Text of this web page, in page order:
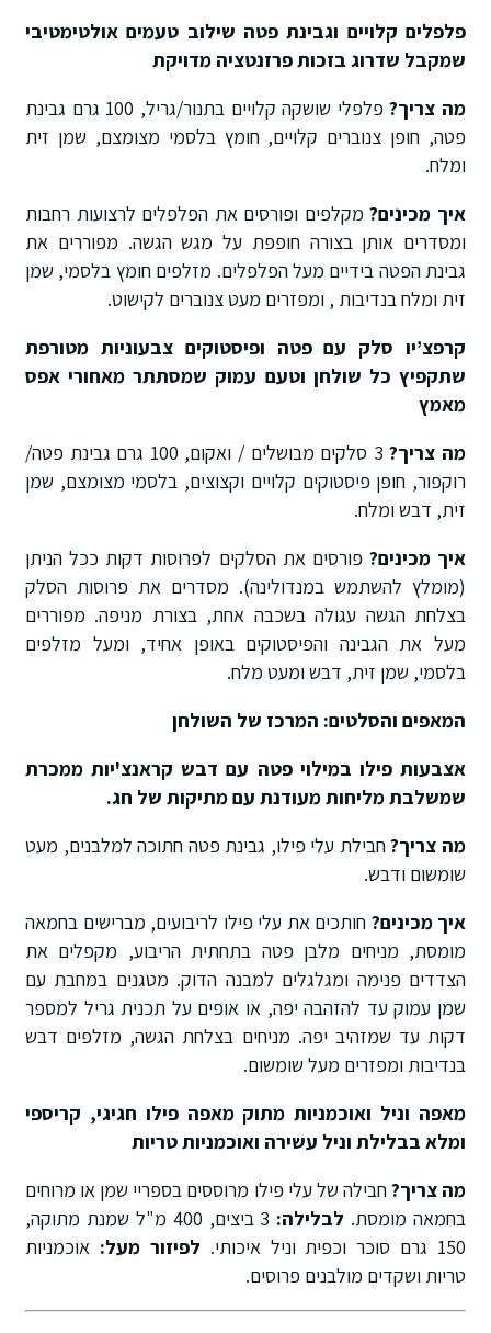
פלפלים קלויים וגבינת פטה שילוב טעמים אולטימטיבי
שמקבל שדרוג בזכות פרזנטציה מדויקת
מה צריך?
פלפלי שושקה קלויים בתנור/גריל, 100 גרם גבינת
פטה, חופן צנוברים קלויים, חומץ בלסמי מצומצם, שמן זית
ומלח.
איך מכינים?מקלפים ופורסים את הפלפלים לרצועות רחבות
ומסדרים אותן בצורה חופפת על מגש הגשה. מפוררים את
גבינת הפטה בידיים מעל הפלפלים. מזלפים חומץ בלסמי, שמן
זית ומלח בנדיבות , ומפזרים מעט צנוברים לקישוט.
קרפצ’יו סלק עם פטה ופיסטוקיםצבעוניות מטורפת
שתקפיץ כל שולחן וטעם עמוק שמסתתר מאחורי אפס
מאמץ
מה צריך?
3 סלקים מבושלים / ואקום, 100 גרם גבינת פטה/
רוקפור, חופן פיסטוקים קלויים וקצוצים, בלסמי מצומצם, שמן
זית, דבש ומלח.
איך מכינים? פורסים את הסלקים לפרוסות דקות ככל הניתן
(מומלץ להשתמש במנדולינה). מסדרים את פרוסות הסלק
בצלחת הגשה עגולה בשכבה אחת, בצורת מניפה. מפוררים
מעל את הגבינה והפיסטוקים באופן אחיד, ומעל מזלפים
בלסמי, שמן זית, דבש ומעט מלח.
המאפים והסלטים: המרכז של השולחן
אצבעות פילו במילוי פטה עם דבש קראנצ'יות ממכרת
שמשלבת מליחות מעודנת עם מתיקות של חג.
מה צריך?חבילת עלי פילו, גבינת פטה חתוכה למלבנים, מעט
שומשום ודבש.
איך מכינים? חותכים את עלי פילו לריבועים, מברישים בחמאה
מומסת, מניחים מלבן פטה בתחתית הריבוע, מקפלים את
הצדדים פנימה ומגלגלים למבנה הדוק. מטגנים במחבת עם
שמן עמוק עד להזהבה יפה, או אופים על תכנית גריל למספר
דקות עד שמזהיב יפה. מניחים בצלחת הגשה, מזלפים דבש
בנדיבות ומפזרים מעל שומשום.
מאפה וניל ואוכמניות מתוקמאפה פילו חגיגי, קריספי
ומלא בבלילת וניל עשירה ואוכמניות טריות
מה צריך?חבילה של עלי פילו מרוססים בספריי שמן או מרוחים
בחמאה מומסת. לבלילה:
3 ביצים, 400 מ"ל שמנת מתוקה,
150 גרם סוכר וכפית וניל איכותי
. לפיזור מעל: אוכמניות
טריות ושקדים מולבנים פרוסים.